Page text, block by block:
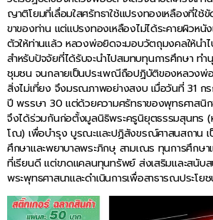
ญาติโยมที่เลื่อมใสศรัทธาใช้แปรงทองเหลืองที่ใช้
ขาของท่าน แต่แปรงทองเหลืองไม่ได้ระคายผิวห
ตัวให้ท่านแล้ว หลวงพ่อยิดจะมอบวัตถุมงคลให้นำ
สำหรับปัจจัยที่ได้รับจะนำไปสมทบทุนการศึกษา ทำ
ชุมชน จนกลายเป็นประเพณีถือปฏิบัติของหลวงพ่
สิ่งไม่เที่ยง จึงมรณภาพอย่างสงบ เมื่อวันที่ 31 ก
ปี พรรษา 30 แต่ด้วยความศรัทธาของพุทธศาสนิ
จึงได้ร่วมกันก่อตั้งมูลนิธิพระครูนิยุตธรรมสุนท
โณ) เพื่อบำรุง บูรณะและปฏิสังขรณ์ศาสนสถาน เ
ศึกษาและพยาบาลพระภิกษุ สามเณร ทุนการศึกษ
ที่เรียนดี แต่ขาดแคลนทุนทรัพย์ ส่งเสริมและสนับส
พระพุทธศาสนาและดำเนินการเพื่อสาธารณประโย